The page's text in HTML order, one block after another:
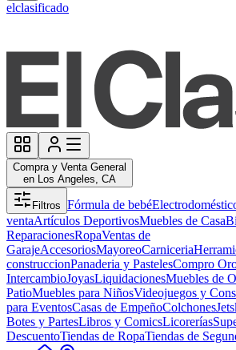
elclasificado
Compra y Venta General
en Los Angeles, CA
Filtros Fórmula de bebé
ventaArtículos DeportivosMuebles de Casa
ReparacionesRopaVentas de
GarajeAccesoriosMayoreoCarniceria
construccionPanaderia y PastelesCompro
IntercambioJoyasLiquidacionesMuebles de
PatioMuebles para NiñosVideojuegos y
para EventosCasas de EmpeñoColchones
Botes y PartesLibros y ComicsLicorerías
DescuentoTiendas de RopaTiendas de